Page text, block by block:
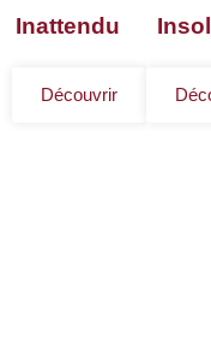
Inattendu
Découvrir